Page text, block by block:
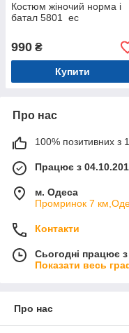
Костюм жіночий норма і
батал 5801 ес
990 ₴
Купити
Про нас
100% позитивних з
Працює з
м. Одеса
Промринок 7
Контакти
Сьогодні працює
Показати весь
Про нас